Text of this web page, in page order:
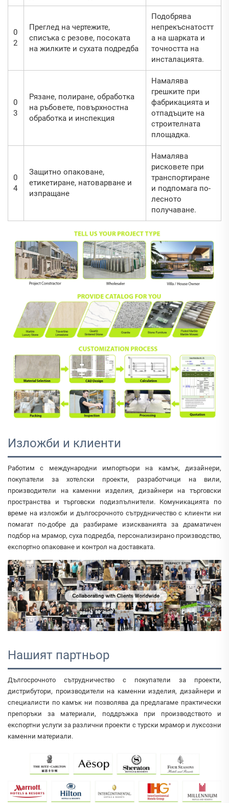
0
2
Преглед на чертежите,
списъка с резове, посоката
на жилките и сухата подредба
Подобрява
непрекъснатостт
а на шарката и
точността на
инсталацията.
0
3
Рязане, полиране, обработка
на ръбовете, повърхностна
обработка и инспекция
Намалява
грешките при
фабрикацията и
отпадъците на
строителната
площадка.
0
4
Защитно опаковане,
етикетиране, натоварване и
изпращане
Намалява
рисковете при
транспортиране
и подпомага по-
лесното
получаване.
Изложби и клиенти
Работим с международни импортьори на камък, дизайнери,
покупатели за хотелски проекти, разработчици на вили,
производители на каменни изделия, дизайнери на търговски
пространства и търговски подизпълнители. Комуникацията по
време на изложби и дългосрочното сътрудничество с клиенти ни
помагат по-добре да разбираме изискванията за драматичен
подбор на мрамор, суха подредба, персонализирано производство,
експортно опаковане и контрол на доставката.
Нашият партньор
Дългосрочното сътрудничество с покупатели за проекти,
дистрибутори, производители на каменни изделия, дизайнери и
специалисти по камък ни позволява да предлагаме практически
препоръки за материали, поддръжка при производството и
експортни услуги за различни проекти с турски мрамор и луксозни
каменни материали.